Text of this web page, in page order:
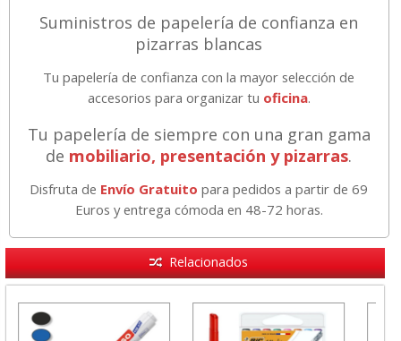
Suministros de papelería de confianza en
pizarras blancas
Tu papelería de confianza con la mayor selección de
accesorios para organizar tu oficina.
Tu papelería de siempre con una gran gama
de mobiliario, presentación y pizarras.
Disfruta de Envío Gratuito para pedidos a partir de 69
Euros y entrega cómoda en 48-72 horas.
Relacionados